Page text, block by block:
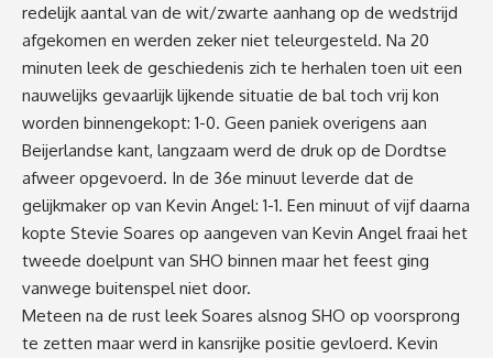
redelijk aantal van de wit/zwarte aanhang op de wedstrijd
afgekomen en werden zeker niet teleurgesteld. Na 20
minuten leek de geschiedenis zich te herhalen toen uit een
nauwelijks gevaarlijk lijkende situatie de bal toch vrij kon
worden binnengekopt: 1-0. Geen paniek overigens aan
Beijerlandse kant, langzaam werd de druk op de Dordtse
afweer opgevoerd. In de 36e minuut leverde dat de
gelijkmaker op van Kevin Angel: 1-1. Een minuut of vijf daarna
kopte Stevie Soares op aangeven van Kevin Angel fraai het
tweede doelpunt van SHO binnen maar het feest ging
vanwege buitenspel niet door.
Meteen na de rust leek Soares alsnog SHO op voorsprong
te zetten maar werd in kansrijke positie gevloerd. Kevin